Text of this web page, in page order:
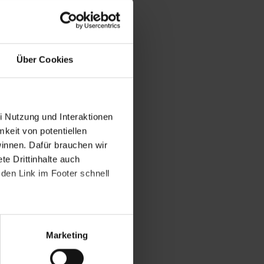
Über Cookies
Nutzung und Interaktionen
von potentiellen
Dafür brauchen wir
Drittinhalte auch
Link im Footer schnell
Marketing